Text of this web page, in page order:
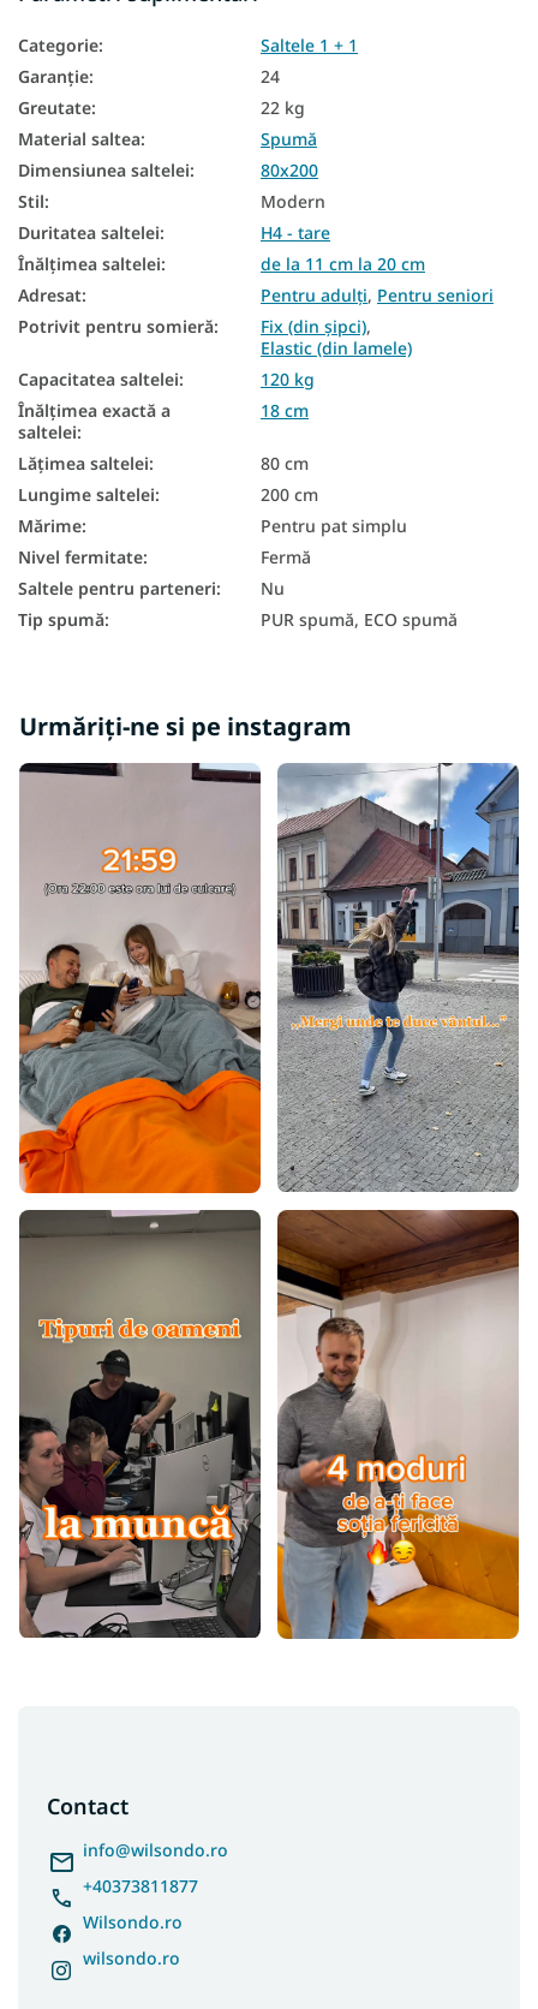
Saltea din spumă PUR
Saltele pentru musafiri
Saltele de podea
Saltele pentru podea
Saltele dure
Saltele zonale
Saltea cu 7 zone
Saltele din spuma 80x200
Saltele ieftine 80x200
Saltea duritate H4
În funcție de capacitatea de încărcare a saltelei - 120 kg
Categorie:
Saltele 1 + 1
Garanţie:
24
Greutate:
22 kg
Material saltea:
Spumă
Dimensiunea saltelei:
80x200
Stil:
Modern
Duritatea saltelei:
H4 - tare
Înălțimea saltelei:
de la 11 cm la 20 cm
Adresat: Pentru adulți, Pentru seniori
Potrivit pentru somieră: Fix (din șipci),
Elastic (din lamele)
Capacitatea saltelei:
120 kg
Înălțimea exactă a
saltelei:
18 cm
Lățimea saltelei:
80 cm
Lungime saltelei:
200 cm
Mărime:
Pentru pat simplu
Nivel fermitate:
Fermă
Saltele pentru parteneri:
Nu
Tip spumă: PUR spumă, ECO spumă
Urmăriți-ne si pe instagram
Contact
info@wilsondo.ro
+40373811877
Wilsondo.ro
wilsondo.ro